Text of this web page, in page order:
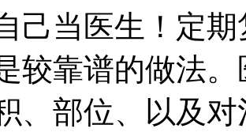
己当医生！定
较靠谱的做法
、部位、以及